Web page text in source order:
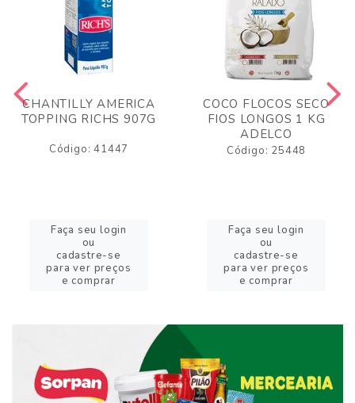
CHANTILLY AMERICA
TOPPING RICHS 907G
Código: 41447
Faça seu login
ou
cadastre-se
para ver preços
e comprar
COCO FLOCOS SECO
FIOS LONGOS 1 KG
ADELCO
Código: 25448
Faça seu login
ou
cadastre-se
para ver preços
e comprar